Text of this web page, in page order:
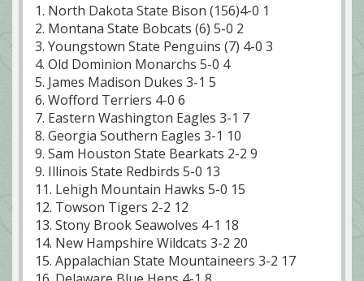
1. North Dakota State Bison (156)4-0 1
2. Montana State Bobcats (6) 5-0 2
3. Youngstown State Penguins (7) 4-0 3
4. Old Dominion Monarchs 5-0 4
5. James Madison Dukes 3-1 5
6. Wofford Terriers 4-0 6
7. Eastern Washington Eagles 3-1 7
8. Georgia Southern Eagles 3-1 10
9. Sam Houston State Bearkats 2-2 9
9. Illinois State Redbirds 5-0 13
11. Lehigh Mountain Hawks 5-0 15
12. Towson Tigers 2-2 12
13. Stony Brook Seawolves 4-1 18
14. New Hampshire Wildcats 3-2 20
15. Appalachian State Mountaineers 3-2 17